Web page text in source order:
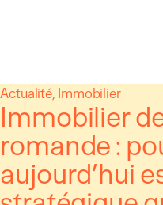
Aller
au
contenu
Actualité Immobilier
Immobilier
romande :
aujourd’hui